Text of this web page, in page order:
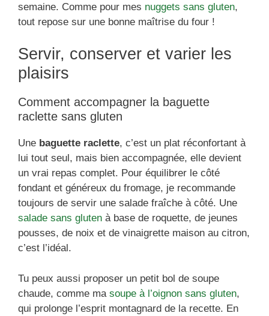
semaine. Comme pour mes nuggets sans gluten,
tout repose sur une bonne maîtrise du four !
Servir, conserver et varier les
plaisirs
Comment accompagner la baguette
raclette sans gluten
Une baguette raclette, c’est un plat réconfortant à
lui tout seul, mais bien accompagnée, elle devient
un vrai repas complet. Pour équilibrer le côté
fondant et généreux du fromage, je recommande
toujours de servir une salade fraîche à côté. Une
salade sans gluten à base de roquette, de jeunes
pousses, de noix et de vinaigrette maison au citron,
c’est l’idéal.
Tu peux aussi proposer un petit bol de soupe
chaude, comme ma soupe à l’oignon sans gluten,
qui prolonge l’esprit montagnard de la recette. En